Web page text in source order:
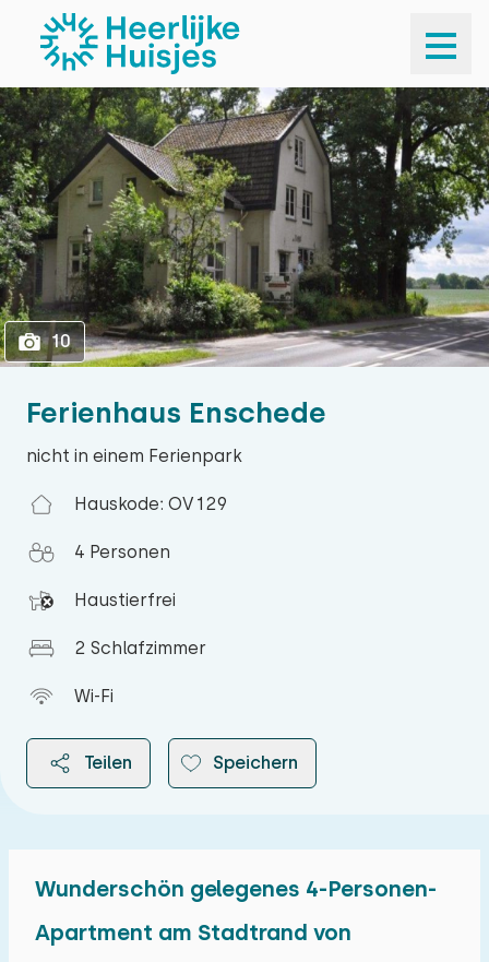
1
Ferienhaus Enschede
nicht in einem Ferienpark
Hauskode: OV129
4 Personen
Haustierfrei
2 Schlafzimmer
Wi-Fi
Teilen Speichern
10
Wunderschön gelegenes 4-Personen-
Apartment am Stadtrand von